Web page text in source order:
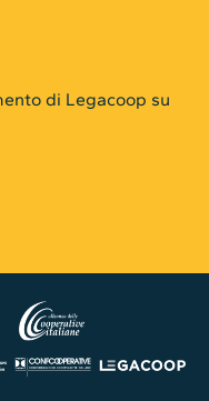
di Legacoop su